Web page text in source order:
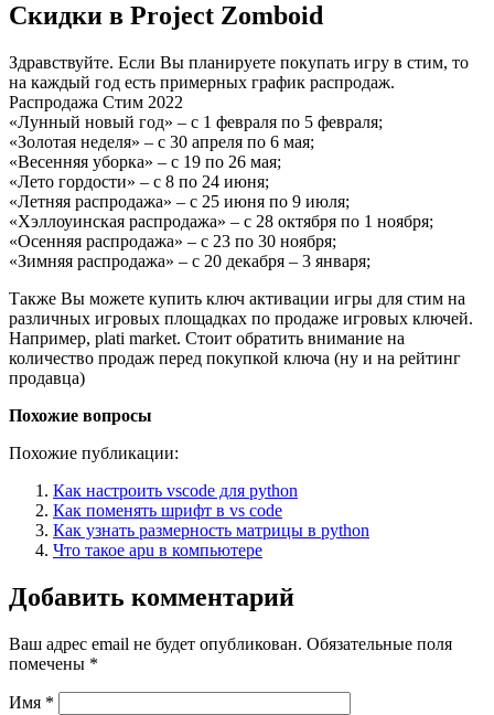
Скидки в Project Zomboid
Здравствуйте. Если Вы планируете покупать игру в стим, то
на каждый год есть примерных график распродаж.
Распродажа Стим 2022
«Лунный новый год» – с 1 февраля по 5 февраля;
«Золотая неделя» – с 30 апреля по 6 мая;
«Весенняя уборка» – с 19 по 26 мая;
«Лето гордости» – с 8 по 24 июня;
«Летняя распродажа» – с 25 июня по 9 июля;
«Хэллоуинская распродажа» – с 28 октября по 1 ноября;
«Осенняя распродажа» – с 23 по 30 ноября;
«Зимняя распродажа» – с 20 декабря – 3 января;
Также Вы можете купить ключ активации игры для стим на
различных игровых площадках по продаже игровых ключей.
Например, plati market. Стоит обратить внимание на
количество продаж перед покупкой ключа (ну и на рейтинг
продавца)
Похожие вопросы
Похожие публикации:
Как настроить vscode для python
Как поменять шрифт в vs code
Как узнать размерность матрицы в python
Что такое apu в компьютере
Добавить комментарий
Ваш адрес email не будет опубликован. Обязательные поля
помечены *
Имя *